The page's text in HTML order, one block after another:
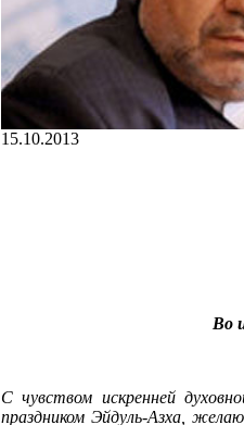
15.10.2013
Во
С чувством искренней
праздником Эйдуль-Азха,